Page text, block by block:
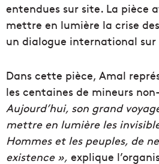
entendues sur site. La pièce
mettre en lumière la crise
un dialogue international
Dans cette pièce, Amal
les centaines de mineurs
Aujourd’hui, son grand
mettre en lumière les
Hommes et les peuples, de
existence », explique